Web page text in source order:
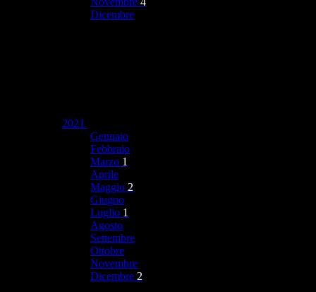
Dicembre
2021
Gennaio
Febbraio
Marzo 1
Aprile
Maggio 2
Giugno
Luglio 1
Agosto
Settembre
Ottobre
Novembre
Dicembre 2